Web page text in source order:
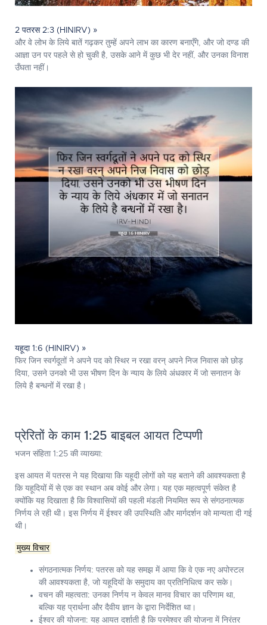
2 पतरस 2:3 (HINIRV) »
और वे लोभ के लिये बातें गढ़कर तुम्हें अपने लाभ का कारण बनाएँगे, और जो दण्ड की
आज्ञा उन पर पहले से हो चुकी है, उसके आने में कुछ भी देर नहीं, और उनका विनाश
उँघता नहीं।
यहूदा 1:6 (HINIRV) »
फिर जिन स्वर्गदूतों ने अपने पद को स्थिर न रखा वरन् अपने निज निवास को छोड़
दिया, उसने उनको भी उस भीषण दिन के न्याय के लिये अंधकार में जो सनातन के
लिये है बन्धनों में रखा है।
प्रेरितों के काम 1:25 बाइबल आयत टिप्पणी
भजन संहिता 1:25 की व्याख्या:
इस आयत में पतरस ने यह दिखाया कि यहूदी लोगों को यह बताने की आवश्यकता है
कि यहूदियों में से एक का स्थान अब कोई और लेगा। यह एक महत्वपूर्ण संकेत है
क्योंकि यह दिखाता है कि विश्वासियों की पहली मंडली नियमित रूप से संगठनात्मक
निर्णय ले रही थी। इस निर्णय में ईश्वर की उपस्थिति और मार्गदर्शन को मान्यता दी गई
थी।
मुख्य विचार
संगठनात्मक निर्णय: पतरस को यह समझ में आया कि वे एक नए अपोस्टल
की आवश्यकता है, जो यहूदियों के समुदाय का प्रतिनिधित्व कर सके।
वचन की महत्वता: उनका निर्णय न केवल मानव विचार का परिणाम था,
बल्कि यह प्रार्थना और दैवीय ज्ञान के द्वारा निर्देशित था।
ईश्वर की योजना: यह आयत दर्शाती है कि परमेश्वर की योजना में निरंतर